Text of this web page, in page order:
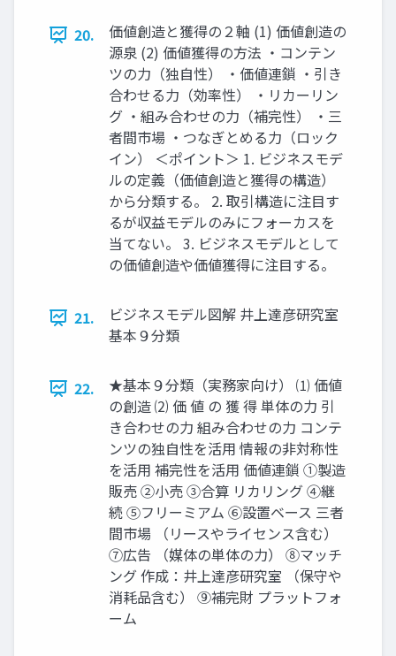
20.
価値創造と獲得の２軸 (1) 価値創造の
源泉 (2) 価値獲得の方法 ・コンテン
ツの力（独自性） ・価値連鎖 ・引き
合わせる力（効率性） ・リカーリン
グ ・組み合わせの力（補完性） ・三
者間市場 ・つなぎとめる力（ロック
イン） ＜ポイント＞ 1. ビジネスモデ
ルの定義（価値創造と獲得の構造）
から分類する。 2. 取引構造に注目す
るが収益モデルのみにフォーカスを
当てない。 3. ビジネスモデルとして
の価値創造や価値獲得に注目する。
21.
ビジネスモデル図解 井上達彦研究室
基本９分類
22.
★基本９分類（実務家向け） ⑴ 価値
の創造 ⑵ 価 値 の 獲 得 単体の力 引
き合わせの力 組み合わせの力 コンテ
ンツの独自性を活用 情報の非対称性
を活用 補完性を活用 価値連鎖 ①製造
販売 ②小売 ③合算 リカリング ④継
続 ⑤フリーミアム ⑥設置ベース 三者
間市場 （リースやライセンス含む）
⑦広告 （媒体の単体の力） ⑧マッチ
ング 作成：井上達彦研究室 （保守や
消耗品含む） ⑨補完財 プラットフォ
ーム